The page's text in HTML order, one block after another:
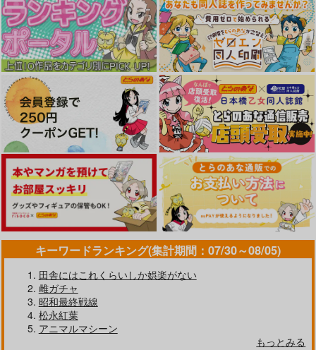
キーワードランキング(集計期間：07/30～08/05)
田舎にはこれくらいしか娯楽がない
雌ガチャ
昭和最終戦線
松永紅葉
アニマルマシーン
もっとみる